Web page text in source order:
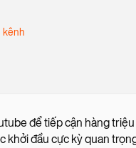
kênh
để tiếp cận hàng triệu
đầu cực kỳ quan